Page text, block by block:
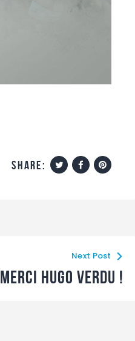
share:
Next Post
Merci Hugo verdu !